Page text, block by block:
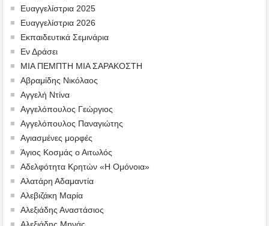
Ευαγγελίστρια 2025
Ευαγγελίστρια 2026
Εκπαιδευτικά Σεμινάρια
Εν Δράσει
ΜΙΑ ΠΕΜΠΤΗ ΜΙΑ ΣΑΡΑΚΟΣΤΗ
Αβραμίδης Νικόλαος
Αγγελή Ντίνα
Αγγελόπουλος Γεώργιος
Αγγελόπουλος Παναγιώτης
Αγιασμένες μορφές
Άγιος Κοσμάς ο Αιτωλός
Αδελφότητα Κρητών «Η Ομόνοια»
Αλατάρη Αδαμαντία
Αλεβιζάκη Μαρία
Αλεξιάδης Αναστάσιος